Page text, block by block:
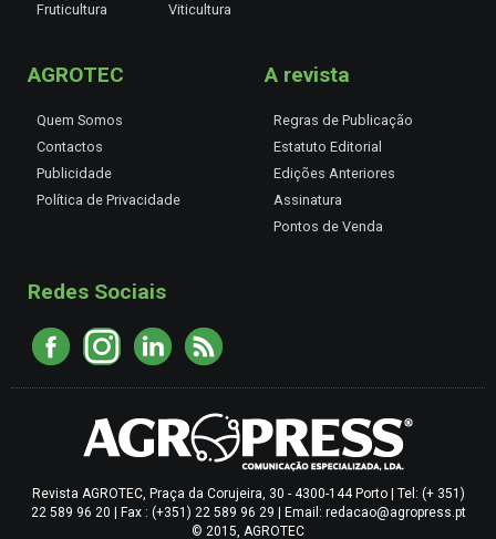
Fruticultura
Viticultura
AGROTEC
Quem Somos
Contactos
Publicidade
Política de Privacidade
A revista
Regras de Publicação
Estatuto Editorial
Edições Anteriores
Assinatura
Pontos de Venda
Redes Sociais
Revista AGROTEC, Praça da Corujeira, 30 - 4300-144 Porto | Tel: (+ 351)
22 589 96 20 | Fax : (+351) 22 589 96 29 | Email: redacao@agropress.pt
© 2015, AGROTEC